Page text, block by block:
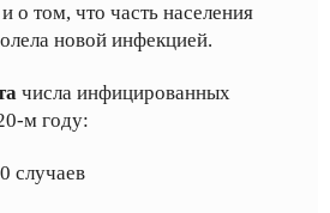
о том, что часть населения
новой инфекцией.
числа инфицированных
м году:
случаев